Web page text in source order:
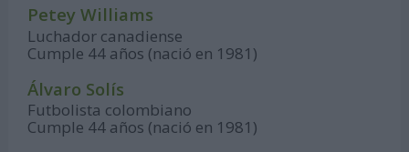
Petey Williams
Luchador canadiense
Cumple 44 años (nació en 1981)
Álvaro Solís
Futbolista colombiano
Cumple 44 años (nació en 1981)